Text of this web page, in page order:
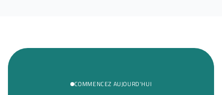
COMMENCEZ AUJOURD'HUI